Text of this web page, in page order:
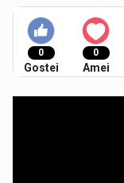
0
Gostei
0
Amei